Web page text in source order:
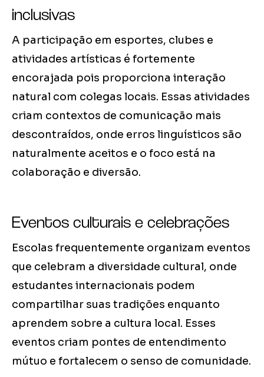
inclusivas
A participação em esportes, clubes e
atividades artísticas é fortemente
encorajada pois proporciona interação
natural com colegas locais. Essas atividades
criam contextos de comunicação mais
descontraídos, onde erros linguísticos são
naturalmente aceitos e o foco está na
colaboração e diversão.
Eventos culturais e celebrações
Escolas frequentemente organizam eventos
que celebram a diversidade cultural, onde
estudantes internacionais podem
compartilhar suas tradições enquanto
aprendem sobre a cultura local. Esses
eventos criam pontes de entendimento
mútuo e fortalecem o senso de comunidade.